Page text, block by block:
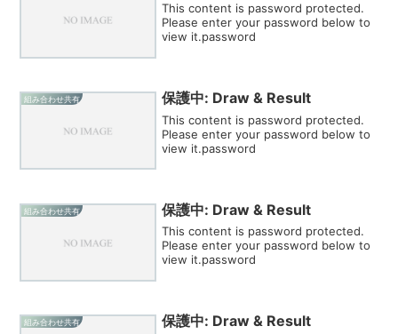
This content is password protected.
Please enter your password below to
view it.password
組み合わせ共有 保護中: Draw & Result
This content is password protected.
Please enter your password below to
view it.password
組み合わせ共有 保護中: Draw & Result
This content is password protected.
Please enter your password below to
view it.password
組み合わせ共有 保護中: Draw & Result